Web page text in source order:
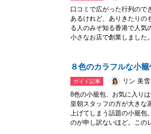
口コミで広がった行列ので
あるけれど、ありきたりの
る人のみぞ知る香港で人気
小さなお店で創業しました
８色のカラフルな小
ガイド記事
リン 美雪
8色の小籠包、お気に入り
皇朝スタッフの方が大きな
上げてしまう話題の小籠包
のが申し訳ないほど。この